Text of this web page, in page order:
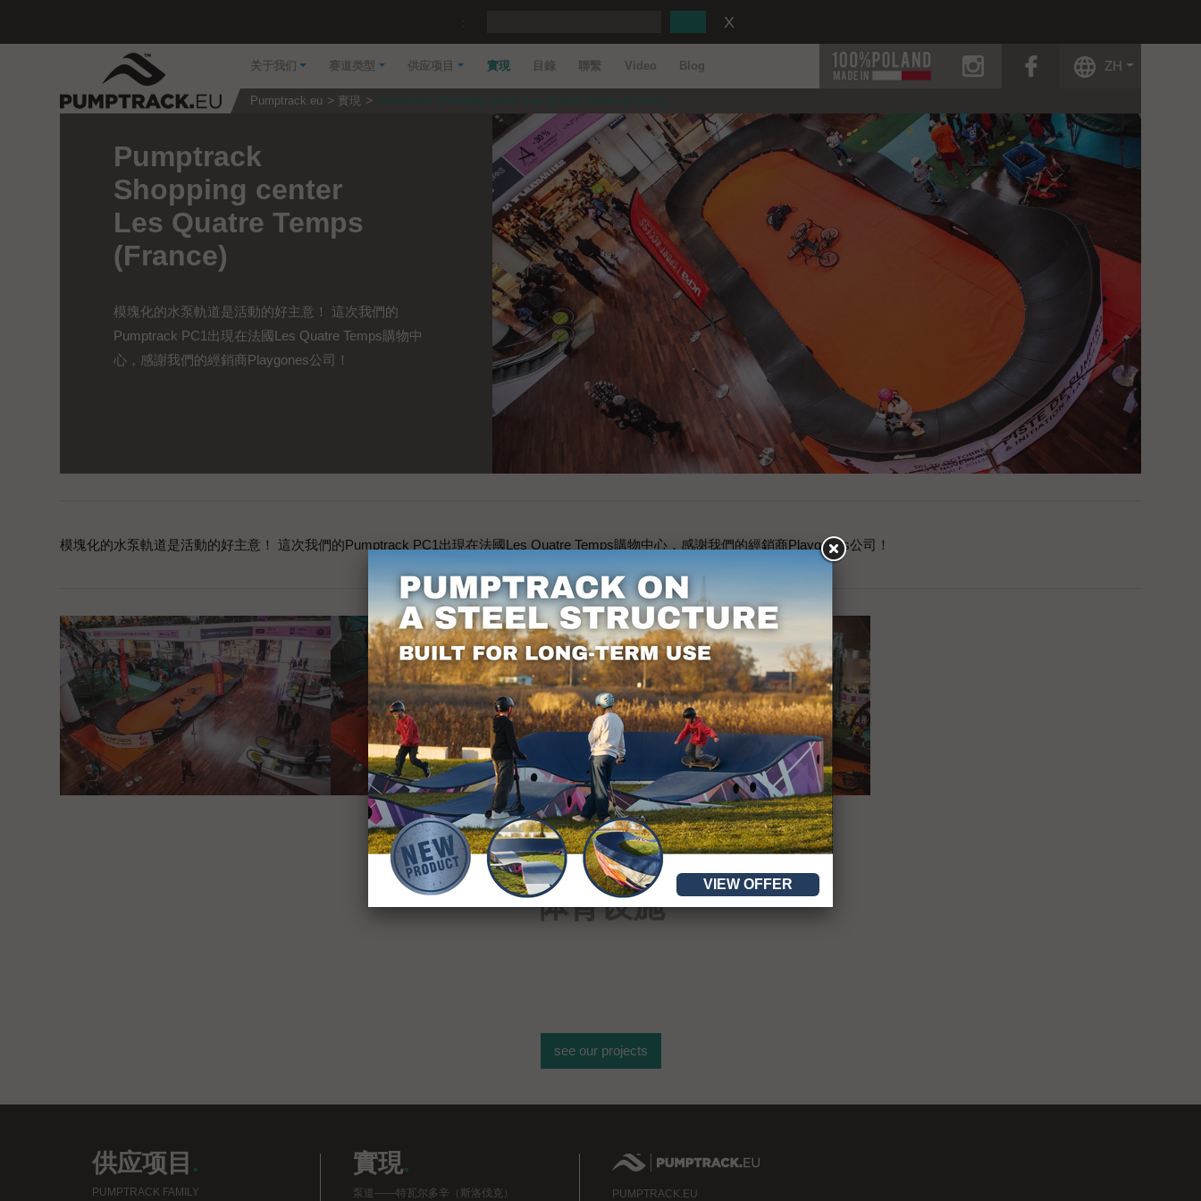
关于我们 赛道类型 供应项目 實現 目錄 聯繫 Video Blog
instagram
ZH
Pumptrack.eu 實現 Pumptrack Shopping center Les Quatre Temps (France)
Pumptrack
Shopping center
Les Quatre Temps
(France)
模塊化的水泵軌道是活動的好主意！ 這次我們的
Pumptrack PC1出現在法國Les Quatre Temps購物中
心，感謝我們的經銷商Playgones公司！
模塊化的水泵軌道是活動的好主意！ 這次我們的Pumptrack PC1出現在法國Les Quatre Temps購物中心，感謝我們的經銷商Playgones公司！
超过400座
体育设施
see our projects
供应项目 .
PUMPTRACK FAMILY
實現.
泵道——特瓦尔多辛（斯洛伐克） PUMPTRACK.EU
VIEW OFFER